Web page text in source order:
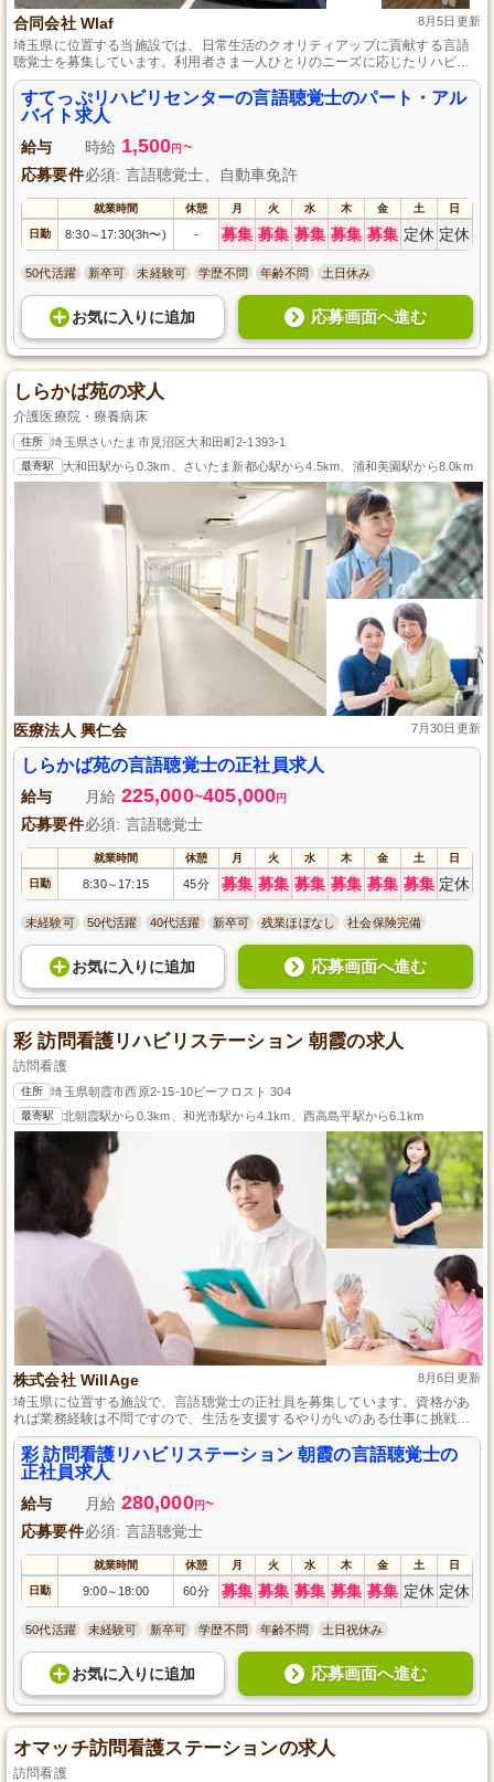
合同会社 Wlaf 8月5日更新
埼玉県に位置する当施設では、日常生活のクオリティアップに貢献する言語
聴覚士を募集しています。利用者さま一人ひとりのニーズに応じたリハビリ
を通して、感謝の言葉を直にいただくことが多く、大きなやりがいを感じら
れます。未経験者も歓迎し、経験豊かなスタッフがサポートしますので、安
心してスキルアップを目指せます。パート・アルバイトとして、自分のライ
フスタイルに合わせた働き方が可能です。
すてっぷリハビリセンターの言語聴覚士のパート・アル
バイト求人
給与 時給 1,500円 ~
応募要件必須: 言語聴覚士、自動車免許
就業時間 休憩 月 火 水 木 金 土 日
日勤 8:30～ 17:30(3h〜) - 募集 募集 募集 募集 募集 定休 定休
50代活躍 新卒可 未経験可 学歴不問 年齢不問 土日休み
お気に入り に追加 応募画面へ進む
しらかば苑の求人
介護医療院・療養病床
住所 埼玉県さいたま市見沼区大和田町2-1393-1
最寄駅 大和田駅から0.3km、さいたま新都心駅から4.5km、浦和美園駅から8.0km
医療法人 興仁会 7月30日更新
しらかば苑の言語聴覚士の正社員求人
給与 月給 225,000~405,000円
応募要件必須: 言語聴覚士
就業時間 休憩 月 火 水 木 金 土 日
日勤 8:30～ 17:15 45分 募集 募集 募集 募集 募集 募集 定休
未経験可 50代活躍 40代活躍 新卒可 残業ほぼなし 社会保険完備
お気に入り に追加 応募画面へ進む
彩 訪問看護リハビリステーション 朝霞の求人
訪問看護
住所 埼玉県朝霞市西原2-15-10ビーフロスト 304
最寄駅 北朝霞駅から0.3km、和光市駅から4.1km、西高島平駅から6.1km
株式会社 WillAge 8月6日更新
埼玉県に位置する施設で、言語聴覚士の正社員を募集しています。資格があ
れば業務経験は不問ですので、生活を支援するやりがいのある仕事に挑戦で
きます。年間休日120日で、育児や介護との両立もしやすく、さまざまな手当
や賞与であなたの頑張りをしっかりサポートします。一人ひとりの自立をサ
ポートする仕事に、埼玉県から新たなキャリアをスタートさせませんか？
彩 訪問看護リハビリステーション 朝霞の言語聴覚士の
正社員求人
給与 月給 280,000円~
応募要件必須: 言語聴覚士
就業時間 休憩 月 火 水 木 金 土 日
日勤 9:00～ 18:00 60分 募集 募集 募集 募集 募集 定休 定休
50代活躍 未経験可 新卒可 学歴不問 年齢不問 土日祝休み
お気に入り に追加 応募画面へ進む
オマッチ訪問看護ステーションの求人
訪問看護